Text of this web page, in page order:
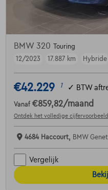
BMW 320
Touring
12/2023
17.887 km Hybride
€42.229 1 ✓ BTW
Vanaf €859,82/maand
Ontdek het volledige cijfervoorbeeld
4684 Haccourt, BMW Genet
Vergelijk